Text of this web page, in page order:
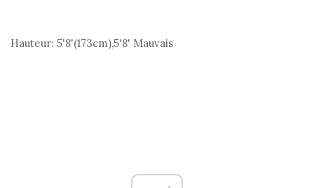
Hauteur: 5'8'(173cm),5'8' Mauvais